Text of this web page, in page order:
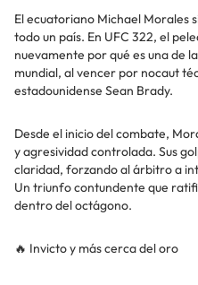
El ecuatoriano Michael Morales
todo un país. En UFC 322, el
nuevamente por qué es una de
mundial, al vencer por nocaut
estadounidense Sean Brady.
Desde el inicio del combate,
y agresividad controlada. Sus
claridad, forzando al árbitro a
Un triunfo contundente que
dentro del octágono.
🔥 Invicto y más cerca del oro